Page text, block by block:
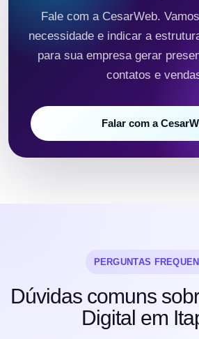
Fale com a CesarWeb.
necessidade e indicar a
para sua empresa gerar
contatos e
Falar com a
PERGUNTAS
Dúvidas comuns
Digital em